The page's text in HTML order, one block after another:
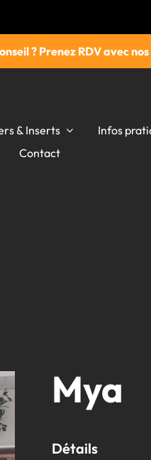
? Prenez RDV avec
& Inserts Infos
Contact
Mya
Détails